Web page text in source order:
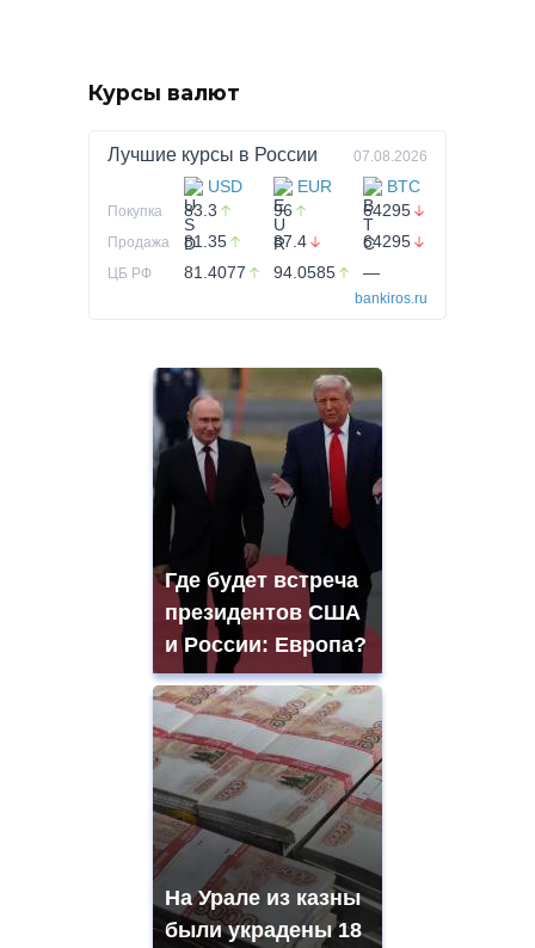
Курсы валют
Лучшие курсы в России 07.08.2026
USD EUR BTC
Покупка 83.3 96 64295
Продажа 81.35 87.4 64295
ЦБ РФ 81.4077 94.0585 —
bankiros.ru
Где будет встреча
президентов США
и России: Европа?
На Урале из казны
были украдены 18